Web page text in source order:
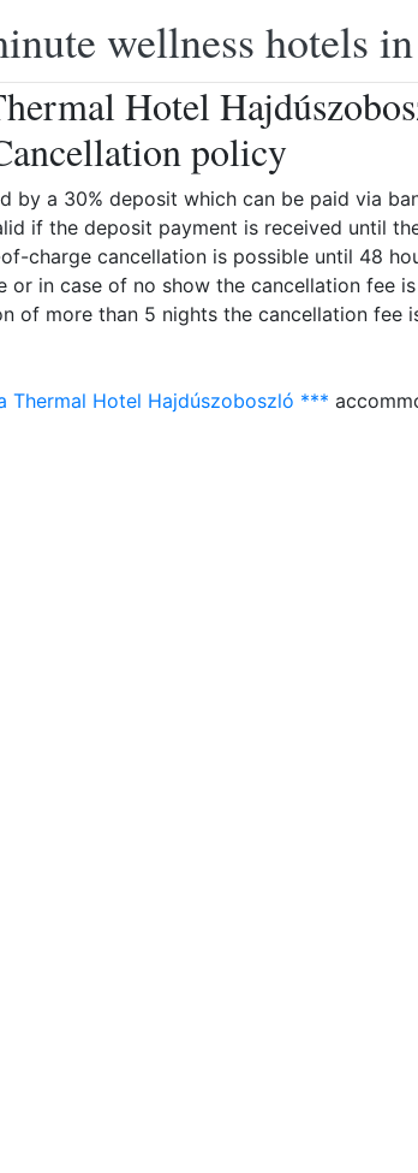
wellness hotels
Hotel
policy
by a 30% deposit which can be paid via
if the deposit payment is received until
charge cancellation is possible until 48
or in case of no show the cancellation fee
of more than 5 nights the cancellation fee
Thermal Hotel Hajdúszoboszló ***